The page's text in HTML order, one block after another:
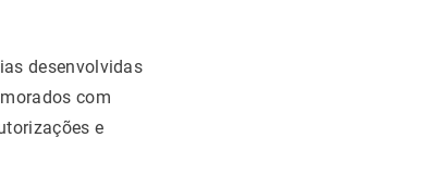
desenvolvidas
com
e